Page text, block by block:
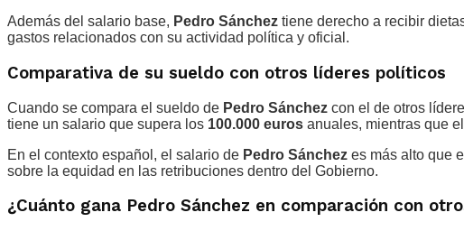
Además del salario base, Pedro Sánchez tiene derecho a recibir
gastos relacionados con su actividad política y oficial.
Comparativa de su sueldo con otros líderes políticos
Cuando se compara el sueldo de Pedro Sánchez con el de otros
tiene un salario que supera los 100.000 euros anuales, mientras que
En el contexto español, el salario de Pedro Sánchez es más alto que
sobre la equidad en las retribuciones dentro del Gobierno.
¿Cuánto gana Pedro Sánchez en comparación con